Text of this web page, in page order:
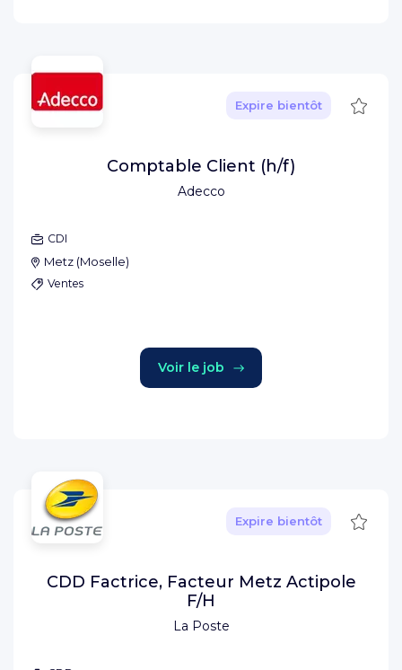
Adecco
Expire bientôt
Comptable Client (h/f)
CDI
Metz (Moselle)
Ventes
Voir le job
La Poste
Expire bientôt
CDD Factrice, Facteur Metz Actipole
F/H